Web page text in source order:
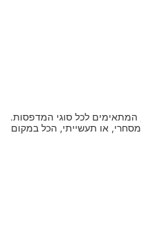
המתאימים לכל סוגי המדפסות.
מסחרי, או תעשייתי, הכל במקום